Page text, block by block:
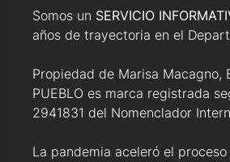
Somos un SERVICIO
años de trayectoria en el
Propiedad de Marisa Macagno,
PUEBLO es marca registrada
2941831 del Nomenclador
La pandemia aceleró el